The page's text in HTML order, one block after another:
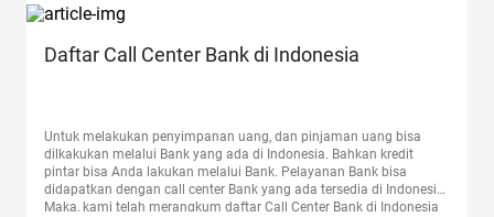
Daftar Call Center Bank di Indonesia
Untuk melakukan penyimpanan uang, dan pinjaman uang bisa
dilkakukan melalui Bank yang ada di Indonesia. Bahkan kredit
pintar bisa Anda lakukan melalui Bank. Pelayanan Bank bisa
didapatkan dengan call center Bank yang ada tersedia di Indonesia.
Maka, kami telah merangkum daftar Call Center Bank di Indonesia